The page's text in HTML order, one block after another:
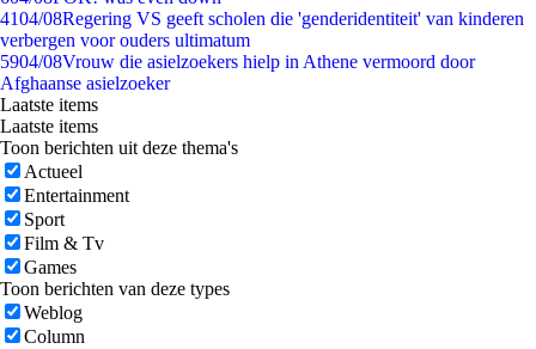
4104/08Regering VS geeft scholen die 'genderidentiteit' van kinderen
verbergen voor ouders ultimatum
5904/08Vrouw die asielzoekers hielp in Athene vermoord door
Afghaanse asielzoeker
Laatste items
Laatste items
Toon berichten uit deze thema's
Actueel
Entertainment
Sport
Film & Tv
Games
Toon berichten van deze types
Weblog
Column